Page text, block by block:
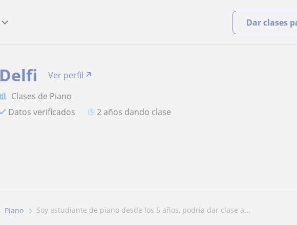
Dar clases
Delfi
Ver perfil
Clases de Piano
Datos verificados
2 años dando clase
Piano soy estudiante de piano desde los 5 años, podría dar clase a...